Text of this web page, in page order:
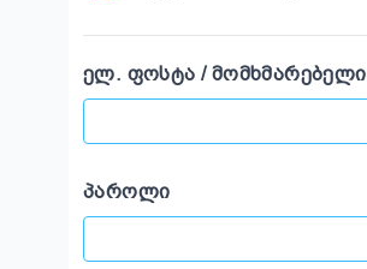
ᲔᲚ. ᲤᲝᲡᲢᲐ / ᲛᲝᲛᲮᲛᲐᲠᲔᲑᲔᲚᲘ
ᲞᲐᲠᲝᲚᲘ